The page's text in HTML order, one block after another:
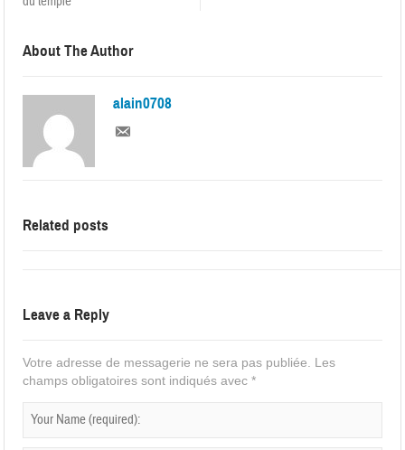
About The Author
alain0708
Related posts
Leave a Reply
Votre adresse de messagerie ne sera pas publiée.
Les
champs obligatoires sont indiqués avec*